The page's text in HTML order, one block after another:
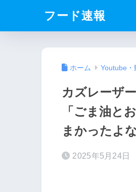
フード速報
ホーム Youtube・
カズレーザ
「ごま油と
まかったよな
2025年5月24日